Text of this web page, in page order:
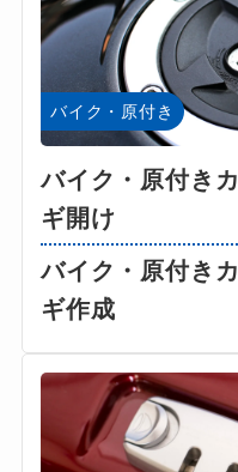
バイク・原付き
バイク・原付きカ
ギ開け
バイク・原付きカ
ギ作成